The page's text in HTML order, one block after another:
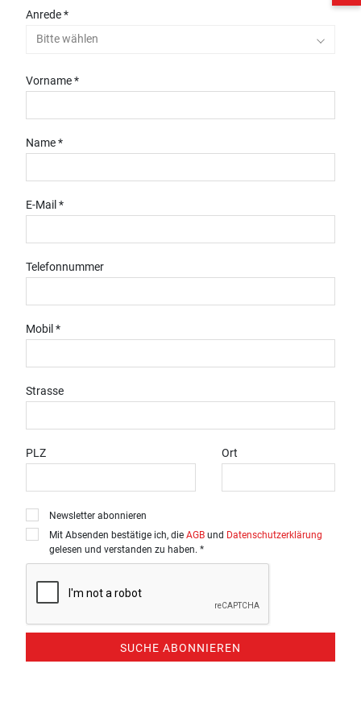
Anrede *
Bitte wählen
Vorname *
Name *
E-Mail *
Telefonnummer
Mobil *
Strasse
PLZ Ort
Newsletter abonnieren
Mit Absenden bestätige ich, die AGB und Datenschutzerklärung
gelesen und verstanden zu haben. *
SUCHE ABONNIEREN